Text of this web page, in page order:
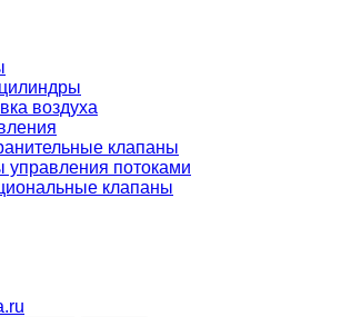
воздуха
клапаны
управления потоками
клапаны